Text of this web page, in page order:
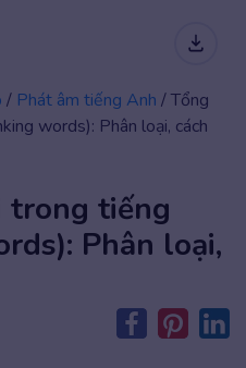
/ Phát âm tiếng Anh /Tổng
words): Phân loại, cách
trong tiếng
Phân loại,